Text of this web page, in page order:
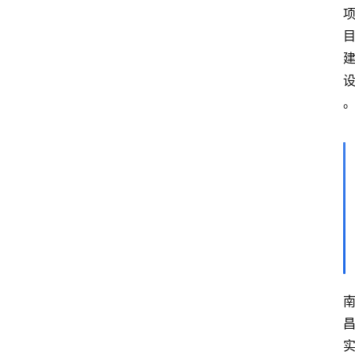
项
目
建
设
。
南
昌
实